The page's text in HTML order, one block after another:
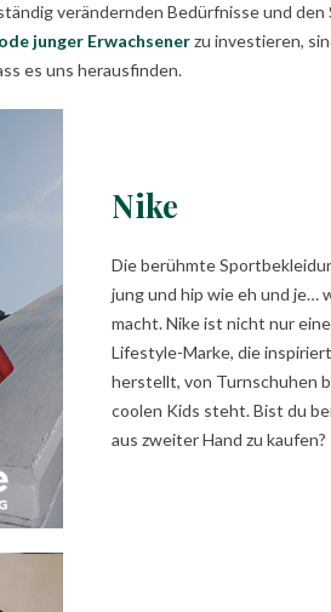
verändernden Bedürfnisse und
junger Erwachsenerzu investieren,
es uns herausfinden.
Nike
Die berühmte
jung und hip wie eh und je…
macht. Nike ist nicht nur
Lifestyle-Marke, die
herstellt, von Turnschuhen
coolen Kids steht. Bist du
aus zweiter Hand zu